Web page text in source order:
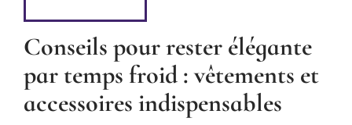
Conseils pour rester élégante
par temps froid : vêtements et
accessoires indispensables